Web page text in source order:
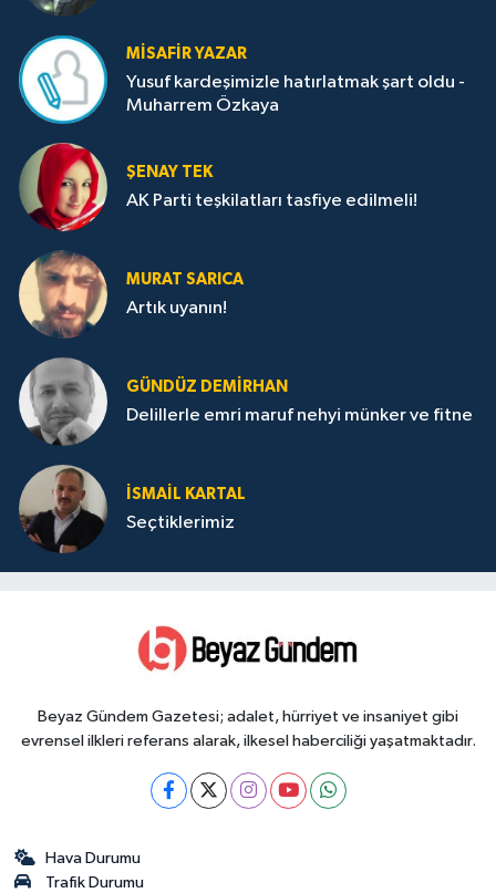
MISAFIR YAZAR
Yusuf kardeşimizle hatırlatmak şart oldu -
Muharrem Özkaya
ŞENAY TEK
AK Parti teşkilatları tasfiye edilmeli!
MURAT SARICA
Artık uyanın!
GÜNDÜZ DEMIRHAN
Delillerle emri maruf nehyi münker ve fitne
İSMAIL KARTAL
Seçtiklerimiz
Beyaz Gündem Gazetesi; adalet, hürriyet ve insaniyet gibi
evrensel ilkleri referans alarak, ilkesel haberciliği yaşatmaktadır.
Hava Durumu
Trafik Durumu